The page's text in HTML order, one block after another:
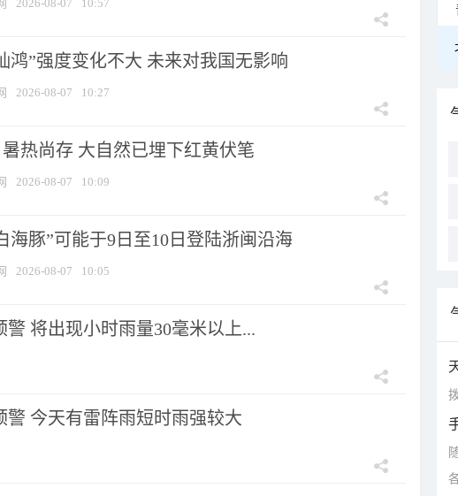
2026-08-07 10:57
鸿”强度变化不大 未来对我国无影响
2026-08-07 10:27
热尚存 大自然已埋下红黄伏笔
2026-08-07 10:09
海豚”可能于9日至10日登陆浙闽沿海
2026-08-07 10:05
将出现小时雨量30毫米以上...
今天有雷阵雨短时雨强较大